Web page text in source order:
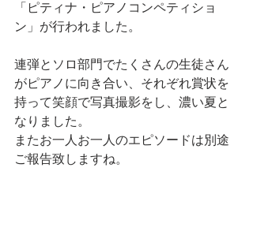
「ピティナ・ピアノコンペティショ
ン」が行われました。
連弾とソロ部門でたくさんの生徒さん
がピアノに向き合い、それぞれ賞状を
持って笑顔で写真撮影をし、濃い夏と
なりました。
またお一人お一人のエピソードは別途
ご報告致しますね。